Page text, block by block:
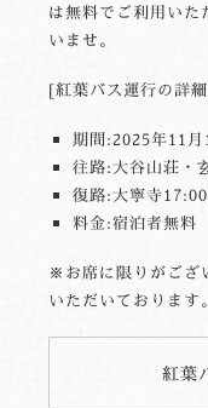
は無料でご利用いた
いませ。
[紅葉バス運行の詳
期間:2025年11
往路:大谷山荘・
復路:大寧寺
料金:宿泊者無
※お席に限りがござ
いただいております。
紅葉